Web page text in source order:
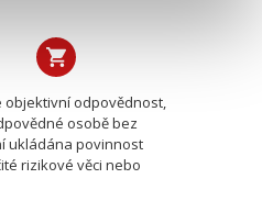
objektivní odpovědnost,
osobě bez
ukládána povinnost
rizikové věci nebo